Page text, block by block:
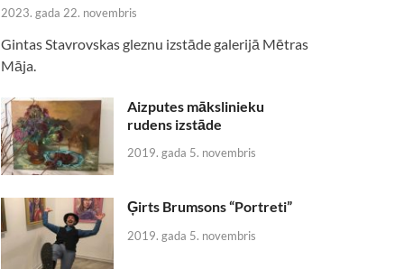
2023. gada 22. novembris
Gintas Stavrovskas gleznu izstāde galerijā Mētras
Māja.
Aizputes mākslinieku
rudens izstāde
2019. gada 5. novembris
Ģirts Brumsons “Portreti”
2019. gada 5. novembris